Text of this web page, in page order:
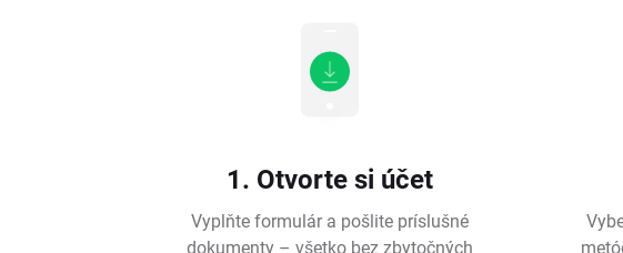
1. Otvorte si účet
Vyplňte formulár a pošlite príslušné
dokumenty – všetko bez zbytočných